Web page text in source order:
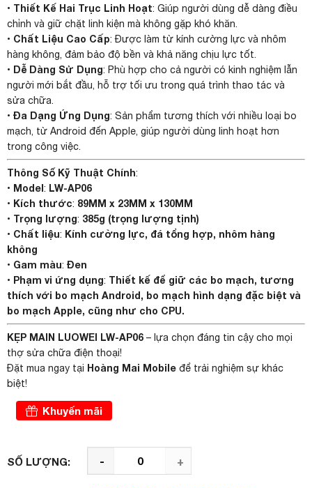
• Thiết Kế Hai Trục Linh Hoạt: Giúp người dùng dễ dàng điều
chỉnh và giữ chặt linh kiện mà không gặp khó khăn.
• Chất Liệu Cao Cấp: Được làm từ kính cường lực và nhôm
hàng không, đảm bảo độ bền và khả năng chịu lực tốt.
• Dễ Dàng Sử Dụng: Phù hợp cho cả người có kinh nghiệm lẫn
người mới bắt đầu, hỗ trợ tối ưu trong quá trình thao tác và
sửa chữa.
• Đa Dạng Ứng Dụng: Sản phẩm tương thích với nhiều loại bo
mạch, từ Android đến Apple, giúp người dùng linh hoạt hơn
trong công việc.
Thông Số Kỹ Thuật Chính:
• Model: LW-AP06
• Kích thước: 89MM x 23MM x 130MM
• Trọng lượng: 385g (trọng lượng tịnh)
• Chất liệu: Kính cường lực, đá tổng hợp, nhôm hàng
không
• Gam màu: Đen
• Phạm vi ứng dụng: Thiết kế để giữ các bo mạch, tương
thích với bo mạch Android, bo mạch hình dạng đặc biệt và
bo mạch Apple, cũng như cho CPU.
KẸP MAIN LUOWEI LW-AP06 – lựa chọn đáng tin cậy cho mọi
thợ sửa chữa điện thoại!
Đặt mua ngay tại Hoàng Mai Mobile để trải nghiệm sự khác
biệt!
Khuyến mãi
SỐ LƯỢNG: - +